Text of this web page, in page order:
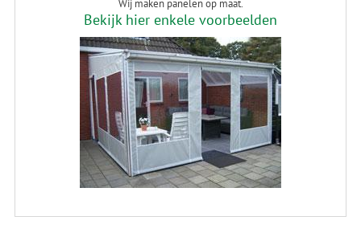
Wij maken panelen op maat.
Bekijk hier enkele voorbeelden